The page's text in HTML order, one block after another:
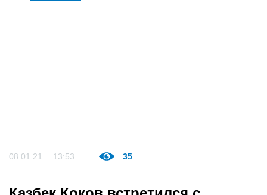
08.01.21 13:53 35